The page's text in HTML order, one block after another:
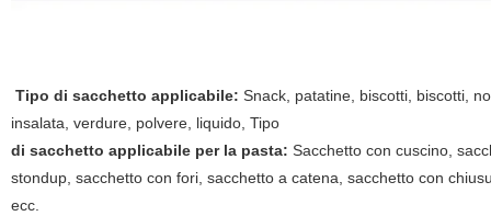
Tipo di sacchetto applicabile: Snack, patatine, biscotti, biscotti,
insalata, verdure, polvere, liquido, Tipo
di sacchetto applicabile per la pasta: Sacchetto con cuscino,
stondup, sacchetto con fori, sacchetto a catena, sacchetto con
ecc.